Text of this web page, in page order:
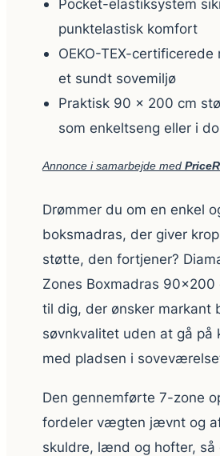
Pocket-elastiksystem
punktelastisk komfort
OEKO-TEX-
et sundt sovemiljø
Praktisk 90 × 200 cm
som enkeltseng eller i
Annonce i samarbejde med
Drømmer du om en enkel
boksmadras, der giver
støtte, den fortjener?
Zones Boxmadras
til dig, der ønsker markant
søvnkvalitet uden at gå på
med pladsen i
Den gennemførte 7-zone
fordeler vægten jævnt og
skuldre, lænd og hofter, så